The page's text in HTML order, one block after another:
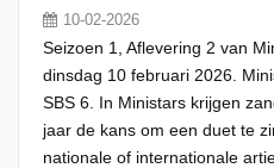
10-02-2026
Seizoen 1, Aflevering 2 van
dinsdag 10 februari 2026.
SBS 6. In Ministars krijgen
jaar de kans om een duet te
nationale of internationale